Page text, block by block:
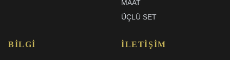
MAAT
ÜÇLÜ SET
BILGI İLETIŞIM